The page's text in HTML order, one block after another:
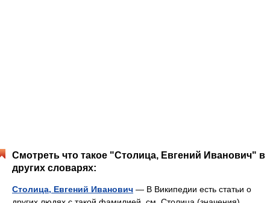
Смотреть что такое "Столица, Евгений Иванович" в
других словарях:
Столица, Евгений Иванович — В Википедии есть статьи о